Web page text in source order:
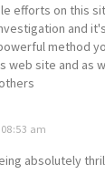
efforts on this
and
method
web site and as
am
absolutely